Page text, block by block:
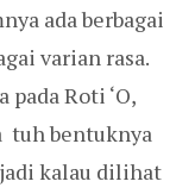
ada berbagai
varian rasa.
pada Roti ‘O,
tuh bentuknya
kalau dilihat